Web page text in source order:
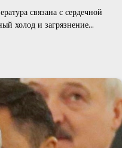
связана с сердечной
холод и загрязнение…